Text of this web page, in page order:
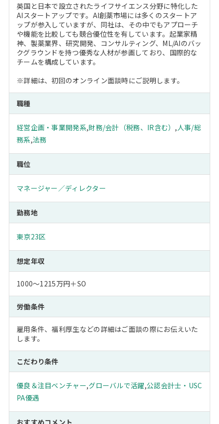
英国と日本で設立されたライフサイエンス分野に特化した
AIスタートアップです。AI創薬市場には多くのスタートア
ップが参入していますが、同社は、その中でもアプローチ
や機能を比較しても競合優位性を有しています。起業家精
神、製薬業界、研究開発、コンサルティング、ML/AIのバッ
クグラウンドを持つ優秀な人材が参画しており、国際的な
チームを構成しています。
※詳細は、初回のオンライン面談時にご説明します。
職種
経営企画・事業開発系,財務/会計（税務、IR含む） ,人事/総
務系,法務
職位
マネージャー／ディレクター
勤務地
東京23区
想定年収
1000～1215万円＋SO
労働条件
雇用条件、福利厚生などの詳細はご面談の際にお伝えいた
します。
こだわり条件
優良＆注目ベンチャー,グローバルで活躍,公認会計士・USC
PA優遇